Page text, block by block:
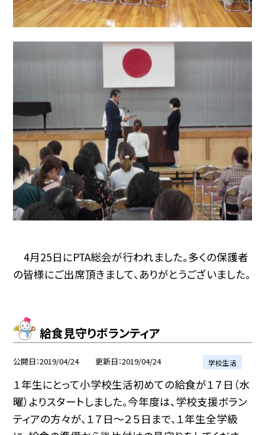
4月25日にPTA総会が行われました。多くの保護者
の皆様にご出席頂きまして、ありがとうございました。
給食見守りボランティア
公開日 2019/04/24 更新日 2019/04/24 学校生活
１年生にとって小学校生活初めての給食が１７日（水
曜）よりスタートしました。今年度は、学校支援ボラン
ティアの方々が、１７日〜２５日まで、１年生全学級